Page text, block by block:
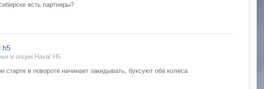
есть партнеры?
h5
и опции Haval H5
в повороте начинает закидывать, буксуют оба колеса